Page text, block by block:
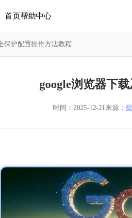
首页帮助中心
保护配置操作方法教程
google浏览器下
时间： 2025-12-21来源：